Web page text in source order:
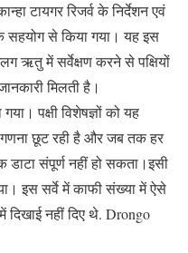
टायगर रिजर्व के निर्देशन एवं
सहयोग से किया गया। यह इस
ऋतु में सर्वेक्षण करने से पक्षियों
मिलती है।
पक्षी विशेषज्ञों को यह
छूट रही है और जब तक हर
संपूर्ण नहीं हो सकता।इसी
इस सर्वे में काफी संख्या में ऐसे
दिखाई नहीं दिए थे. Drongo